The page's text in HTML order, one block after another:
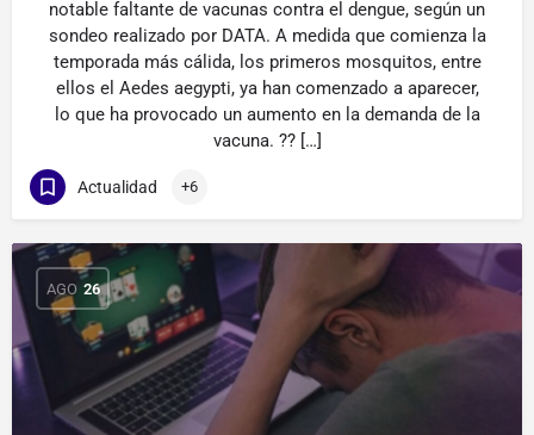
notable faltante de vacunas contra el dengue, según un
sondeo realizado por DATA. A medida que comienza la
temporada más cálida, los primeros mosquitos, entre
ellos el Aedes aegypti, ya han comenzado a aparecer,
lo que ha provocado un aumento en la demanda de la
vacuna. ?? […]
Actualidad +6
AGO 26